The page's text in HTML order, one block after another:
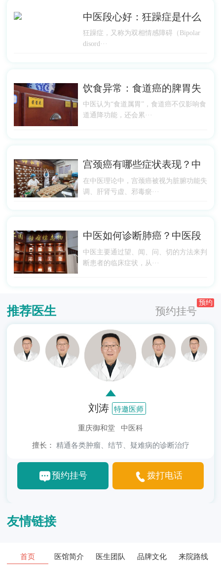
中医段心好：狂躁症是什么
狂躁症，又称为双相情感障碍（Bipolar
disord···
饮食异常：食道癌的脾胃失
中医认为“食道属胃”，食道癌不仅影响食
道通降功能，还会累···
宫颈癌有哪些症状表现？中
在中医理论中，宫颈癌被视为脏腑功能失
调、肝肾亏虚、邪毒瘀···
中医如何诊断肺癌？中医段
中医主要通过望、闻、问、切的方法来判
断患者的临床症状，从···
推荐医生 预约挂号
预约
刘涛 特邀医师
重庆御和堂 中医科
擅长： 精通各类肿瘤、结节、疑难病的诊断治疗
预约挂号 拨打电话
友情链接
首页 医馆简介 医生团队 品牌文化 来院路线